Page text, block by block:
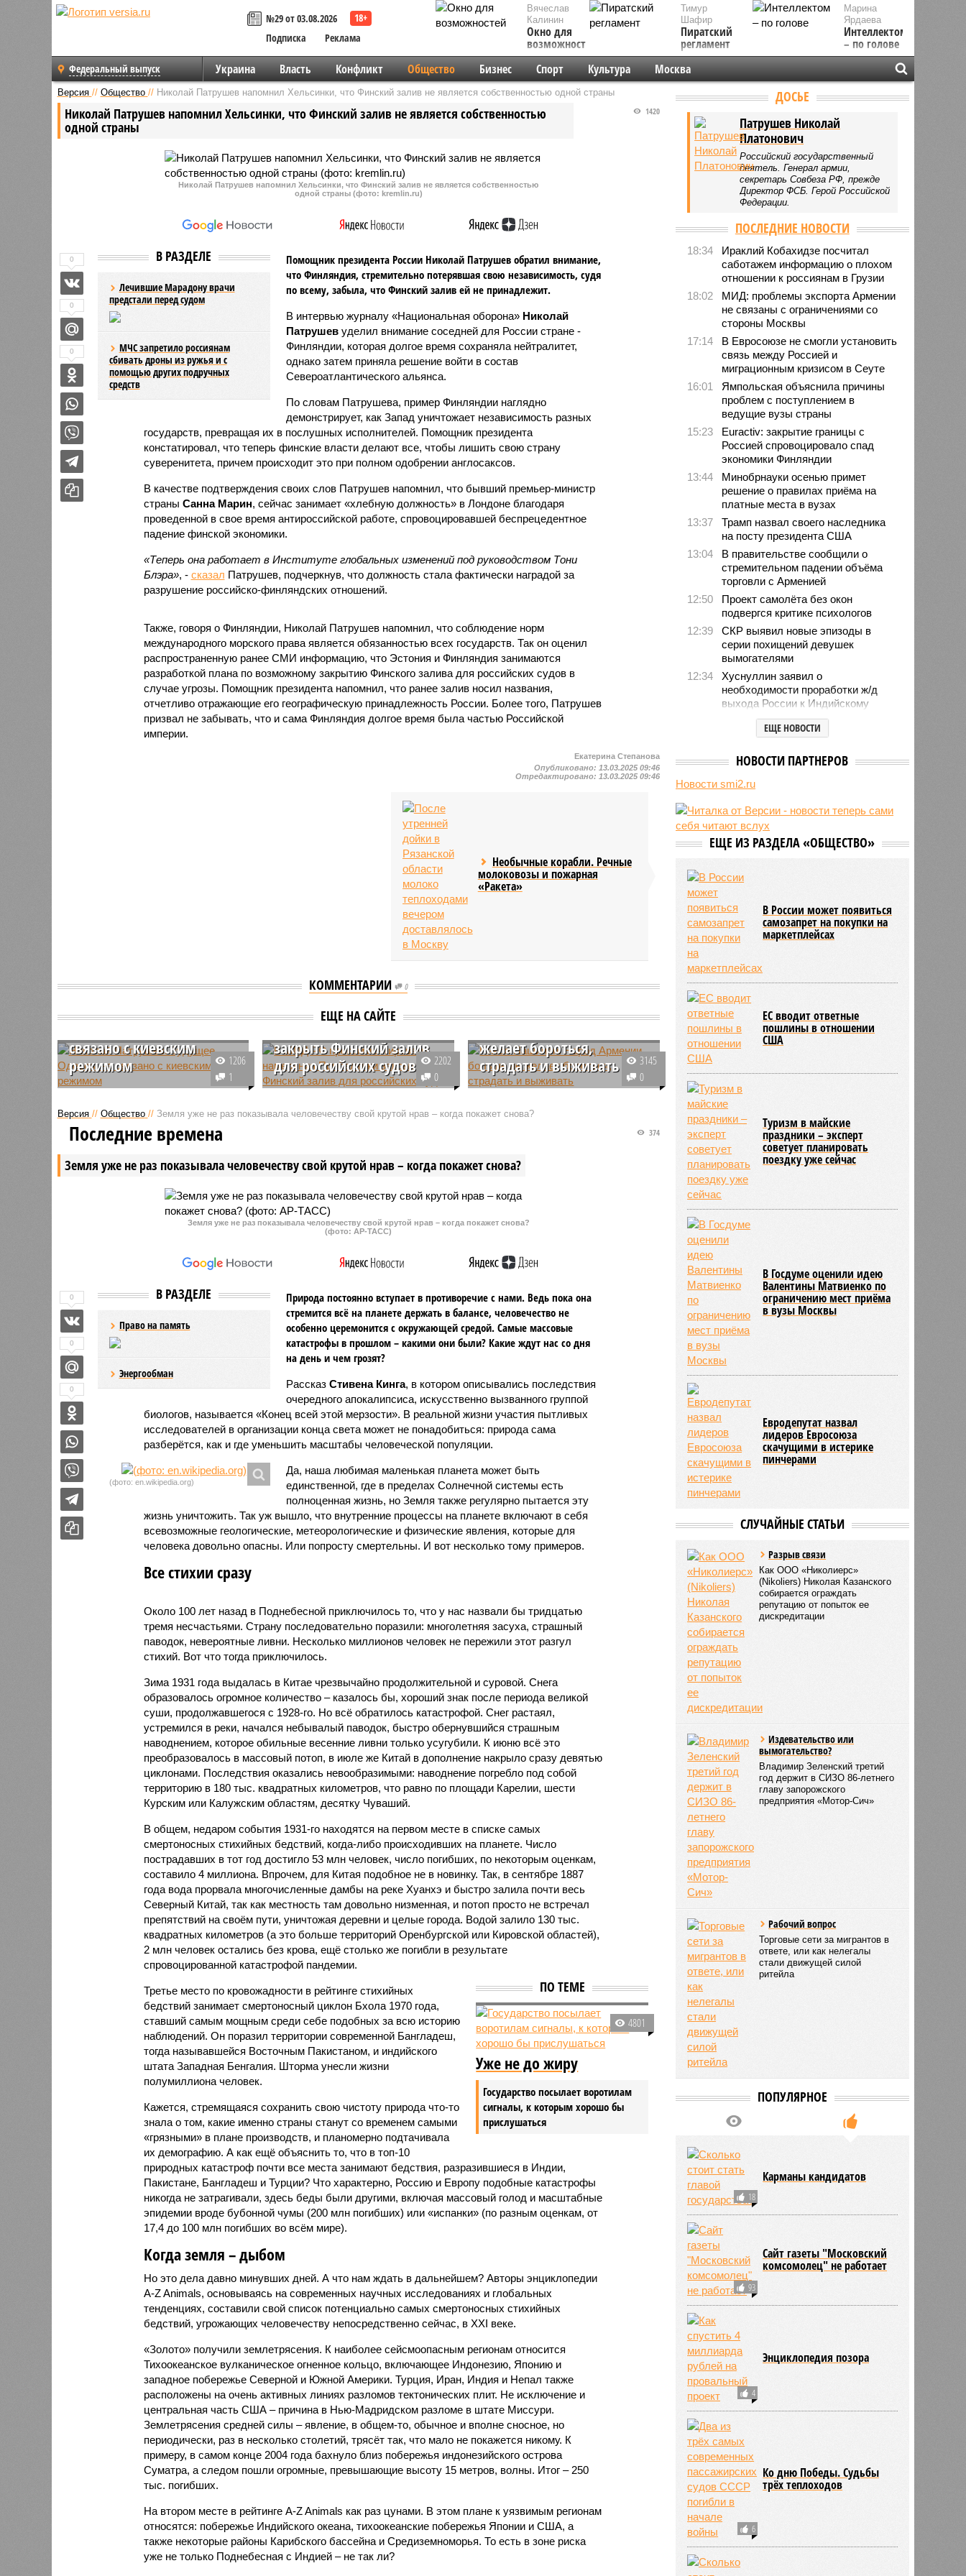
№29 от 03.08.2026
Подписка
Реклама
Вячеслав
Калинин
Окно для
возможностей
Марина
Ярдаева
Интеллектом
– по голове
Тимур
Шафир
Пиратский
регламент
Федеральный выпуск Украина Власть Конфликт Общество Бизнес Спорт Культура Москва
Версия // Общество // Николай Патрушев напомнил Хельсинки, что Финский залив не является собственностью одной страны
Николай Патрушев напомнил Хельсинки, что Финский залив не является собственностью
одной страны
1420
Николай Патрушев напомнил Хельсинки, что Финский залив не является собственностью
одной страны (фото: kremlin.ru)
В РАЗДЕЛЕ
Лечившие Марадону врачи
предстали перед судом
МЧС запретило россиянам
сбивать дроны из ружья и с
помощью других подручных
средств
Помощник президента России Николай Патрушев обратил внимание,
что Финляндия, стремительно потерявшая свою независимость, судя
по всему, забыла, что Финский залив ей не принадлежит.
В интервью журналу «Национальная оборона» Николай
Патрушевуделил внимание соседней для России стране -
Финляндии, которая долгое время сохраняла нейтралитет,
однако затем приняла решение войти в состав
Североатлантического альянса.
По словам Патрушева, пример Финляндии наглядно
демонстрирует, как Запад уничтожает независимость разных
государств, превращая их в послушных исполнителей. Помощник президента
констатировал, что теперь финские власти делают все, чтобы лишить свою страну
суверенитета, причем происходит это при полном одобрении англосаксов.
В качестве подтверждения своих слов Патрушев напомнил, что бывший премьер-министр
страны Санна Марин, сейчас занимает «хлебную должность» в Лондоне благодаря
проведенной в свое время антироссийской работе, спровоцировавшей беспрецедентное
падение финской экономики.
«Теперь она работает в Институте глобальных изменений под руководством Тони
Блэра», - сказал Патрушев, подчеркнув, что должность стала фактически наградой за
разрушение российско-финляндских отношений.
Также, говоря о Финляндии, Николай Патрушев напомнил, что соблюдение норм
международного морского права является обязанностью всех государств. Так он оценил
распространенную ранее СМИ информацию, что Эстония и Финляндия занимаются
разработкой плана по возможному закрытию Финского залива для российских судов в
случае угрозы. Помощник президента напомнил, что ранее залив носил названия,
отчетливо отражающие его географическую принадлежность России. Более того, Патрушев
призвал не забывать, что и сама Финляндия долгое время была частью Российской
империи.
0
0
0
Екатерина Степанова
Опубликовано: 13.03.2025 09:46
Отредактировано: 13.03.2025 09:46
Необычные корабли. Речные
молоковозы и пожарная
«Ракета»
КОММЕНТАРИИ 0
ЕЩЕ НА САЙТЕ
Николай Патрушев:
связано с киевским
режимом
Помощник президента и глава
Патрушев высказался на тему
того, может ли в процессе
урегулирования конфликта
возникнуть вопрос претензий
1206
1
В МИД РФ
прокомментировали
намерения Прибалтики
закрыть Финский залив
для российских судов
Информация СМИ о разработке
закрытия Финского залива для
Москвы.
2202
0
Никол Пашинян: Народ
желает бороться,
страдать и выживать
Глава правительства Армении
жители республики больше не
Об этом он сообщил на собрании
3145
0
Версия // Общество // Земля уже не раз показывала человечеству свой крутой нрав – когда покажет снова?
Земля уже не раз показывала человечеству свой крутой нрав – когда покажет снова?
374
Последние времена
Земля уже не раз показывала человечеству свой крутой нрав – когда покажет снова?
(фото: АР-ТАСС)
В РАЗДЕЛЕ
Право на память
Энергообман
Природа постоянно вступает в противоречие с нами. Ведь пока она
стремится всё на планете держать в балансе, человечество не
особенно церемонится с окружающей средой. Самые массовые
катастрофы в прошлом – какими они были? Какие ждут нас со дня
на день и чем грозят?
Рассказ Стивена Кинга, в котором описывались последствия
очередного апокалипсиса, искусственно вызванного группой
биологов, называется «Конец всей этой мерзости». В реальной жизни участия пытливых
исследователей в организации конца света может не понадобиться: природа сама
разберётся, как и где уменьшить масштабы человеческой популяции.
(фото: en.wikipedia.org)
Да, наша любимая маленькая планета может быть
единственной, где в пределах Солнечной системы есть
полноценная жизнь, но Земля также регулярно пытается эту
жизнь уничтожить. Так уж вышло, что внутренние процессы на планете включают в себя
всевозможные геологические, метеорологические и физические явления, которые для
человека довольно опасны. Или попросту смертельны. И вот несколько тому примеров.
Все стихии сразу
Около 100 лет назад в Поднебесной приключилось то, что у нас назвали бы тридцатью
тремя несчастьями. Страну последовательно поразили: многолетняя засуха, страшный
паводок, невероятные ливни. Несколько миллионов человек не пережили этот разгул
стихий. Вот что тогда приключилось.
Зима 1931 года выдалась в Китае чрезвычайно продолжительной и суровой. Снега
образовалось огромное количество – казалось бы, хороший знак после периода великой
суши, продолжавшегося с 1928-го. Но всё обратилось катастрофой. Снег растаял,
устремился в реки, начался небывалый паводок, быстро обернувшийся страшным
наводнением, которое обильные весенние ливни только усугубили. К июню всё это
преобразовалось в массовый потоп, в июле же Китай в дополнение накрыло сразу девятью
циклонами. Последствия оказались невообразимыми: наводнение погребло под собой
территорию в 180 тыс. квадратных километров, что равно по площади Карелии, шести
Курским или Калужским областям, десятку Чуваший.
В общем, недаром события 1931-го находятся на первом месте в списке самых
смертоносных стихийных бедствий, когда-либо происходивших на планете. Число
пострадавших в тот год достигло 53 млн человек, число погибших, по некоторым оценкам,
составило 4 миллиона. Впрочем, для Китая подобное не в новинку. Так, в сентябре 1887
года вода прорвала многочисленные дамбы на реке Хуанхэ и быстро залила почти весь
Северный Китай, так как местность там довольно низменная, и потоп просто не встречал
препятствий на своём пути, уничтожая деревни и целые города. Водой залило 130 тыс.
квадратных километров (а это больше территорий Оренбургской или Кировской областей),
2 млн человек остались без крова, ещё столько же погибли в результате
спровоцированной катастрофой пандемии.
ПО ТЕМЕ
4801
Уже не до жиру
Государство посылает воротилам
сигналы, к которым хорошо бы
прислушаться
Третье место по кровожадности в рейтинге стихийных
бедствий занимает смертоносный циклон Бхола 1970 года,
ставший самым мощным среди себе подобных за всю историю
наблюдений. Он поразил территории современной Бангладеш,
тогда называвшейся Восточным Пакистаном, и индийского
штата Западная Бенгалия. Шторма унесли жизни
полумиллиона человек.
Кажется, стремящаяся сохранить свою чистоту природа что-то
знала о том, какие именно страны станут со временем самыми
«грязными» в плане производств, и планомерно подтачивала
их демографию. А как ещё объяснить то, что в топ-10
природных катастроф почти все места занимают бедствия, разразившиеся в Индии,
Пакистане, Бангладеш и Турции? Что характерно, Россию и Европу подобные катастрофы
никогда не затрагивали, здесь беды были другими, включая массовый голод и масштабные
эпидемии вроде бубонной чумы (200 млн погибших) или «испанки» (по разным оценкам, от
17,4 до 100 млн погибших во всём мире).
Когда земля – дыбом
Но это дела давно минувших дней. А что нам ждать в дальнейшем? Авторы энциклопедии
A-Z Animals, основываясь на современных научных исследованиях и глобальных
тенденциях, составили свой список потенциально самых смертоносных стихийных
бедствий, угрожающих человечеству непосредственно сейчас, в XXI веке.
«Золото» получили землетрясения. К наиболее сейсмоопасным регионам относится
Тихоокеанское вулканическое огненное кольцо, включающее Индонезию, Японию и
западное побережье Северной и Южной Америки. Турция, Иран, Индия и Непал также
расположены на очень активных линиях разломов тектонических плит. Не исключение и
центральная часть США – причина в Нью-Мадридском разломе в штате Миссури.
Землетрясения средней силы – явление, в общем-то, обычное и вполне сносное, но
периодически, раз в несколько столетий, трясёт так, что мало не покажется никому. К
примеру, в самом конце 2004 года бахнуло близ побережья индонезийского острова
Суматра, а следом пошли огромные, превышающие высоту 15 метров, волны. Итог – 250
тыс. погибших.
На втором месте в рейтинге A-Z Animals как раз цунами. В этом плане к уязвимым регионам
относятся: побережье Индийского океана, тихо­океанские побережья Японии и США, а
также некоторые районы Карибского бассейна и Средиземноморья. То есть в зоне риска
уже не только Поднебесная с Индией – не так ли?
0
0
0
ДОСЬЕ
Патрушев Николай
Платонович
Российский государственный
деятель. Генерал армии,
секретарь Совбеза РФ, прежде
Директор ФСБ. Герой Российской
Федерации.
ПОСЛЕДНИЕ НОВОСТИ
18:34
Ираклий Кобахидзе посчитал
саботажем информацию о плохом
отношении к россиянам в Грузии
18:02
МИД: проблемы экспорта Армении
не связаны с ограничениями со
стороны Москвы
17:14
В Евросоюзе не смогли установить
связь между Россией и
миграционным кризисом в Сеуте
16:01
Ямпольская объяснила причины
проблем с поступлением в
ведущие вузы страны
15:23
Euractiv: закрытие границы с
Россией спровоцировало спад
экономики Финляндии
13:44
Минобрнауки осенью примет
решение о правилах приёма на
платные места в вузах
13:37
Трамп назвал своего наследника
на посту президента США
13:04
В правительстве сообщили о
стремительном падении объёма
торговли с Арменией
12:50
Проект самолёта без окон
подвергся критике психологов
12:39
СКР выявил новые эпизоды в
серии похищений девушек
вымогателями
12:34
Хуснуллин заявил о
необходимости проработки ж/д
выхода России к Индийскому
В Японии опять произошло
12:03
В Египте безработный мужчина
притворялся судьёй и вымогал
11:55
Учёные назвали неожиданный
способ снизить риск развития
диабета
границе из-за очередей
ЕЩЕ НОВОСТИ
НОВОСТИ ПАРТНЕРОВ
Новости smi2.ru
ЕЩЕ ИЗ РАЗДЕЛА «ОБЩЕСТВО»
В России может появиться
самозапрет на покупки на
маркетплейсах
ЕС вводит ответные
пошлины в отношении
США
Туризм в майские
праздники – эксперт
советует планировать
поездку уже сейчас
В Госдуме оценили идею
Валентины Матвиенко по
ограничению мест приёма
в вузы Москвы
Евродепутат назвал
лидеров Евросоюза
скачущими в истерике
пинчерами
СЛУЧАЙНЫЕ СТАТЬИ
Разрыв связи
Как ООО «Николиерс»
(Nikoliers) Николая Казанского
собирается ограждать
репутацию от попыток ее
дискредитации
Издевательство или
вымогательство?
Владимир Зеленский третий
год держит в СИЗО 86-летнего
главу запорожского
предприятия «Мотор-Сич»
Рабочий вопрос
Торговые сети за мигрантов в
ответе, или как нелегалы
стали движущей силой
ритейла
ПОПУЛЯРНОЕ
18
Карманы кандидатов
93
Сайт газеты "Московский
комсомолец" не работает
4
Энциклопедия позора
6
Ко дню Победы. Судьбы
трёх теплоходов